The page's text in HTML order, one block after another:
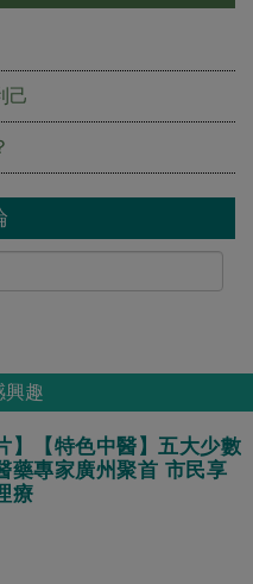
己
興趣
】【特色中醫】五大少數
藥專家廣州聚首 市民享
療